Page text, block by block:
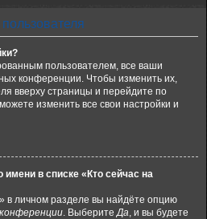
пользователем, все ваши
конференции. Чтобы изменить их,
вверху страницы и перейдите по
изменить все свои настройки и
имени в списке «Кто сейчас на
в личном разделе вы найдёте опцию
. ВыберитеДа, и вы будете